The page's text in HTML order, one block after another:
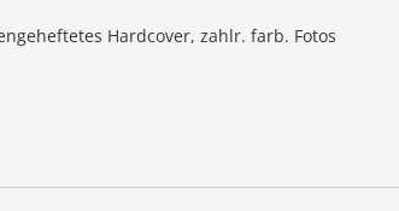
Hardcover, zahlr. farb. Fotos